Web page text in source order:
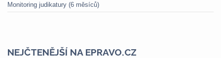
Monitoring judikatury (6 měsíců)
NEJČTENĚJŠÍ NA EPRAVO.CZ